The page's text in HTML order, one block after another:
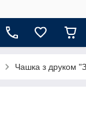
Чашка з друком